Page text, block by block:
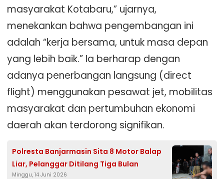
masyarakat Kotabaru,” ujarnya,
menekankan bahwa pengembangan ini
adalah “kerja bersama, untuk masa depan
yang lebih baik.” Ia berharap dengan
adanya penerbangan langsung (direct
flight) menggunakan pesawat jet, mobilitas
masyarakat dan pertumbuhan ekonomi
daerah akan terdorong signifikan.
Polresta Banjarmasin Sita 8 Motor Balap
Liar, Pelanggar Ditilang Tiga Bulan
Minggu, 14 Juni 2026